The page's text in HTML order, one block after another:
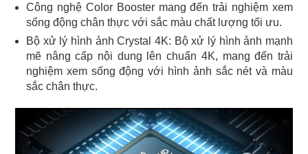
Công nghệ Color Booster mang đến trải nghiệm xem
sống động chân thực với sắc màu chất lượng tối ưu.
Bộ xử lý hình ảnh Crystal 4K: Bộ xử lý hình ảnh mạnh
mẽ nâng cấp nội dung lên chuẩn 4K, mang đến trải
nghiệm xem sống động với hình ảnh sắc nét và màu
sắc chân thực.